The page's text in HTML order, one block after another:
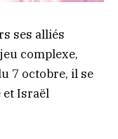
ses alliés
complexe,
7 octobre, il se
et Israël